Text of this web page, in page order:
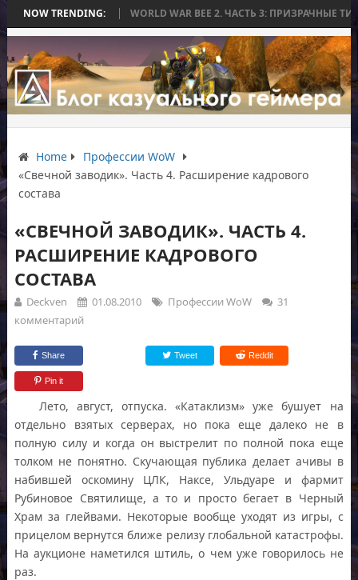
NOW TRENDING:
БЕЗ БИТВЫ WORLD WAR BEE 2. ЧАСТЬ 3: ПРИЗРАЧНЫЕ ТИТАНЫ И
Home
Профессии WoW
«Свечной заводик». Часть 4. Расширение кадрового
состава
«СВЕЧНОЙ ЗАВОДИК». ЧАСТЬ 4.
РАСШИРЕНИЕ КАДРОВОГО
СОСТАВА
Deckven 01.08.2010 Профессии WoW
31
комментарий
Share Tweet Reddit
Pin it
Лето, август, отпуска. «Катаклизм» уже бушует на
отдельно взятых серверах, но пока еще далеко не в
полную силу и когда он выстрелит по полной пока еще
толком не понятно. Скучающая публика делает ачивы в
набившей оскомину ЦЛК, Наксе, Ульдуаре и фармит
Рубиновое Святилище, а то и просто бегает в Черный
Храм за глейвами. Некоторые вообще уходят из игры, с
прицелом вернутся ближе релизу глобальной катастрофы.
На аукционе наметился штиль, о чем уже говорилось не
раз.